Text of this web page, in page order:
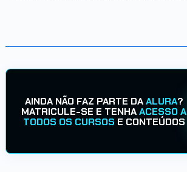
AINDA NÃO FAZ PARTE DAALURA?
MATRICULE-SE E TENHAACESSO A
TODOS OS CURSOS E CONTEÚDOS